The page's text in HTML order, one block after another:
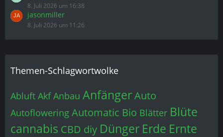
8. Juli 2026 um 16:38
jasonmiller
8. Juli 2026 um 11:26
Themen-Schlagwortwolke
Abluft Akf Anbau AnfängerAuto
Autoflowering Automatic Bio Blätter Blüte
cannabis CBD diy Dünger Erde Ernte